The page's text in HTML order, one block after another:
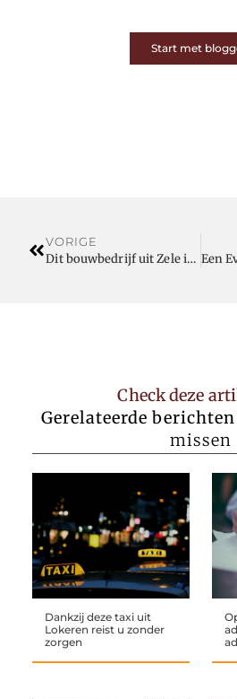
Start met
VORIGE
Dit bouwbedrijf uit Zele is een professional
Check deze
Gerelateerde berichten
missen
Dankzij deze taxi uit
Lokeren reist u zonder
zorgen